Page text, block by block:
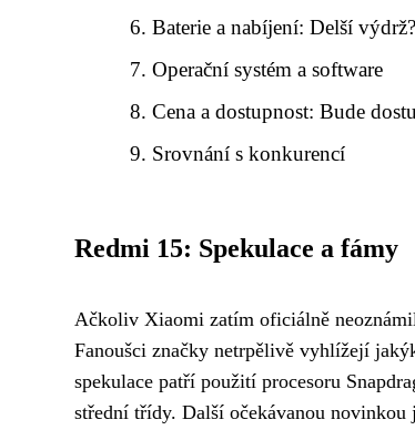
Baterie a nabíjení: Delší výdrž?
Operační systém a software
Cena a dostupnost: Bude
Srovnání s konkurencí
Redmi 15: Spekulace a fámy
Ačkoliv Xiaomi zatím oficiálně
Fanoušci značky netrpělivě vyhlížejí
spekulace patří použití procesoru
střední třídy. Další očekávanou